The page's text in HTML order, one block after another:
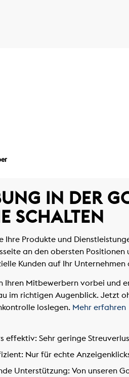
IN DER
SCHALTEN
Ihre Produkte und
an den obersten Positionen
Kunden auf Ihr Unternehmen
Ihren Mitbewerbern vorbei und
im richtigen Augenblick. Jetzt
loslegen. Mehr erfahren
effektiv:Sehr geringe
Nur für echte
Unterstützung:Von unseren